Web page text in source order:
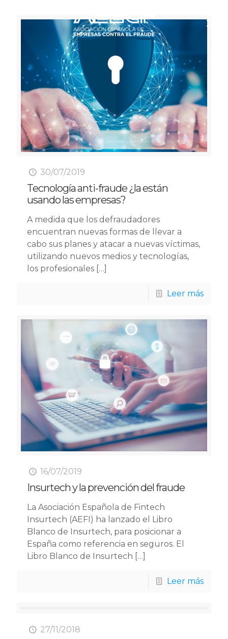
30/07/2019
Tecnología anti-fraude ¿la están
usando las empresas?
A medida que los defraudadores
encuentran nuevas formas de llevar a
cabo sus planes y atacar a nuevas víctimas,
utilizando nuevos medios y tecnologías,
los profesionales […]
Leer más
16/07/2019
Insurtech y la prevención del fraude
La Asociación Española de Fintech
Insurtech (AEFI) ha lanzado el Libro
Blanco de Insurtech, para posicionar a
España como referencia en seguros. El
Libro Blanco de Insurtech […]
Leer más
27/11/2018